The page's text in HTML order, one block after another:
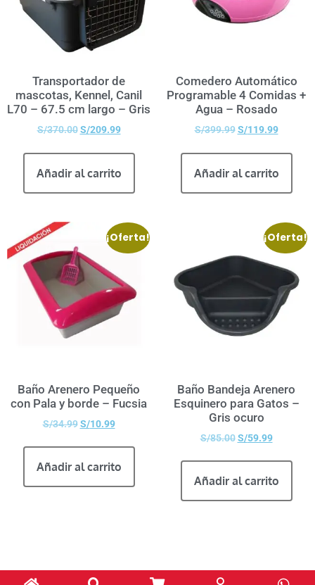
Transportador de
mascotas, Kennel, Canil
L70 – 67.5 cm largo – Gris
S/370.00 S/209.99
Añadir al carrito
Comedero Automático
Programable 4 Comidas +
Agua – Rosado
S/399.99 S/119.99
Añadir al carrito
¡Oferta!
Baño Arenero Pequeño
con Pala y borde – Fucsia
S/34.99 S/10.99
Añadir al carrito
¡Oferta!
Baño Bandeja Arenero
Esquinero para Gatos –
Gris ocuro
S/85.00 S/59.99
Añadir al carrito